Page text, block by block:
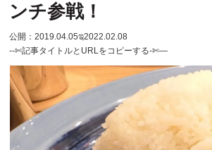
ンチ参戦！
公開：2019.04.05ಇ2022.02.08
--✄記事タイトルとURLをコピーする-✄—